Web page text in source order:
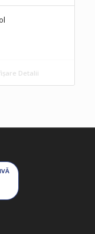
Detalii